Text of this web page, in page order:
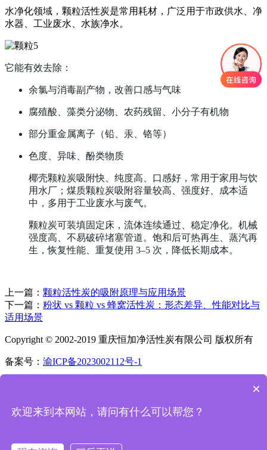
水净化领域，颗粒活性炭是常用耗材，广泛用于市政供水、净
水器、工业废水、水族净水。
它能有效去除：
余氯与消毒副产物，改善口感与气味
腐殖酸、藻类分泌物、农药残留、小分子有机物
部分重金属离子（铅、汞、铬等）
色度、异味、酚类物质
椰壳颗粒炭吸附快、纯度高、口感好，常用于家用与饮
用水厂；煤质颗粒炭吸附容量较高、强度好、成本适
中，多用于工业废水与废气。
颗粒炭可装填固定床，流体连续通过、稳定净化。机械
强度高、不易破碎堵塞管道。饱和后可热再生、蒸汽再
生，恢复性能、重复使用 3–5 次，降低长期成本。
上一篇： 颗粒活性炭的吸附原理与应用场景
下一篇： 粉状 vs 颗粒 vs 蜂窝活性炭：形态差异、性能对比与
适用场景
Copyright © 2002-2019 重庆恒加净活性炭有限公司 版权所有
备案号： 渝ICP备2023002112号-1
微信
×
欢迎来到本网站，请问有什么可以帮您？